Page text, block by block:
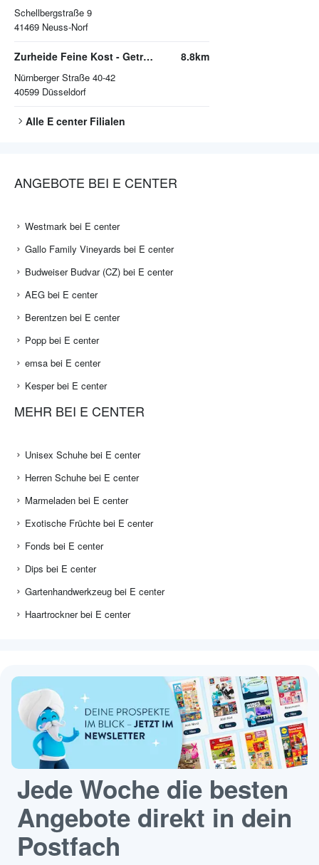
Schellbergstraße 9
41469 Neuss-Norf
Zurheide Feine Kost - Getränkemarkt
Nürnberger Straße 40-42
40599 Düsseldorf
8.8km
Alle E centerFilialen
ANGEBOTE BEI E CENTER
Westmark bei E center
Gallo Family Vineyards bei E center
Budweiser Budvar (CZ) bei E center
AEG bei E center
Berentzen bei E center
Popp bei E center
emsa bei E center
Kesper bei E center
MEHR BEI E CENTER
Unisex Schuhe bei E center
Herren Schuhe bei E center
Marmeladen bei E center
Exotische Früchte bei E center
Fonds bei E center
Dips bei E center
Gartenhandwerkzeug bei E center
Haartrockner bei E center
Jede Woche die besten
Angebote direkt in dein
Postfach